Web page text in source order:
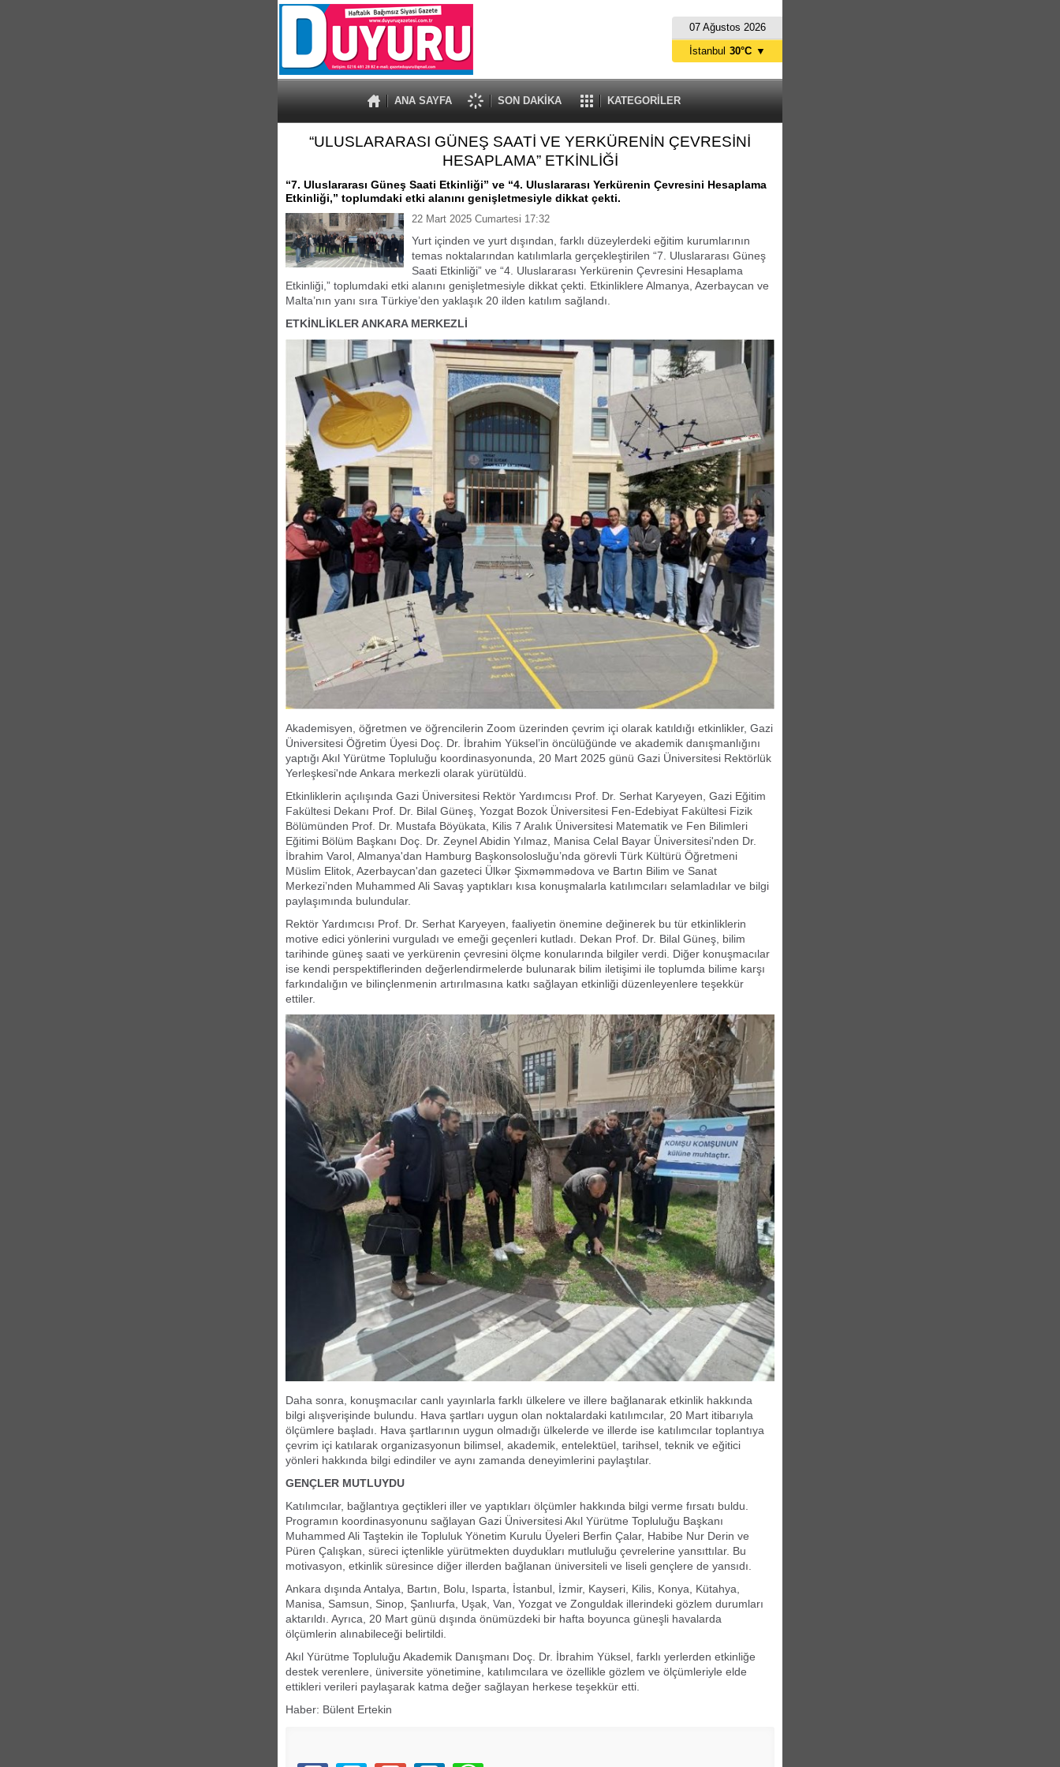
07 Ağustos 2026
ANA SAYFA SON DAKİKA KATEGORİLER
İstanbul 30°C ▼
“ULUSLARARASI GÜNEŞ SAATİ VE YERKÜRENİN ÇEVRESİNİ
HESAPLAMA” ETKİNLİĞİ
“7. Uluslararası Güneş Saati Etkinliği” ve “4. Uluslararası Yerkürenin Çevresini Hesaplama
Etkinliği,” toplumdaki etki alanını genişletmesiyle dikkat çekti.
22 Mart 2025 Cumartesi 17:32
Yurt içinden ve yurt dışından, farklı düzeylerdeki eğitim kurumlarının
temas noktalarından katılımlarla gerçekleştirilen “7. Uluslararası Güneş
Saati Etkinliği” ve “4. Uluslararası Yerkürenin Çevresini Hesaplama
Etkinliği,” toplumdaki etki alanını genişletmesiyle dikkat çekti. Etkinliklere Almanya, Azerbaycan ve
Malta’nın yanı sıra Türkiye’den yaklaşık 20 ilden katılım sağlandı.
ETKİNLİKLER ANKARA MERKEZLİ
Akademisyen, öğretmen ve öğrencilerin Zoom üzerinden çevrim içi olarak katıldığı etkinlikler, Gazi
Üniversitesi Öğretim Üyesi Doç. Dr. İbrahim Yüksel’in öncülüğünde ve akademik danışmanlığını
yaptığı Akıl Yürütme Topluluğu koordinasyonunda, 20 Mart 2025 günü Gazi Üniversitesi Rektörlük
Yerleşkesi'nde Ankara merkezli olarak yürütüldü.
Etkinliklerin açılışında Gazi Üniversitesi Rektör Yardımcısı Prof. Dr. Serhat Karyeyen, Gazi Eğitim
Fakültesi Dekanı Prof. Dr. Bilal Güneş, Yozgat Bozok Üniversitesi Fen-Edebiyat Fakültesi Fizik
Bölümünden Prof. Dr. Mustafa Böyükata, Kilis 7 Aralık Üniversitesi Matematik ve Fen Bilimleri
Eğitimi Bölüm Başkanı Doç. Dr. Zeynel Abidin Yılmaz, Manisa Celal Bayar Üniversitesi'nden Dr.
İbrahim Varol, Almanya'dan Hamburg Başkonsolosluğu’nda görevli Türk Kültürü Öğretmeni
Müslim Elitok, Azerbaycan'dan gazeteci Ülkər Şixməmmədova ve Bartın Bilim ve Sanat
Merkezi’nden Muhammed Ali Savaş yaptıkları kısa konuşmalarla katılımcıları selamladılar ve bilgi
paylaşımında bulundular.
Rektör Yardımcısı Prof. Dr. Serhat Karyeyen, faaliyetin önemine değinerek bu tür etkinliklerin
motive edici yönlerini vurguladı ve emeği geçenleri kutladı. Dekan Prof. Dr. Bilal Güneş, bilim
tarihinde güneş saati ve yerkürenin çevresini ölçme konularında bilgiler verdi. Diğer konuşmacılar
ise kendi perspektiflerinden değerlendirmelerde bulunarak bilim iletişimi ile toplumda bilime karşı
farkındalığın ve bilinçlenmenin artırılmasına katkı sağlayan etkinliği düzenleyenlere teşekkür
ettiler.
Daha sonra, konuşmacılar canlı yayınlarla farklı ülkelere ve illere bağlanarak etkinlik hakkında
bilgi alışverişinde bulundu. Hava şartları uygun olan noktalardaki katılımcılar, 20 Mart itibarıyla
ölçümlere başladı. Hava şartlarının uygun olmadığı ülkelerde ve illerde ise katılımcılar toplantıya
çevrim içi katılarak organizasyonun bilimsel, akademik, entelektüel, tarihsel, teknik ve eğitici
yönleri hakkında bilgi edindiler ve aynı zamanda deneyimlerini paylaştılar.
GENÇLER MUTLUYDU
Katılımcılar, bağlantıya geçtikleri iller ve yaptıkları ölçümler hakkında bilgi verme fırsatı buldu.
Programın koordinasyonunu sağlayan Gazi Üniversitesi Akıl Yürütme Topluluğu Başkanı
Muhammed Ali Taştekin ile Topluluk Yönetim Kurulu Üyeleri Berfin Çalar, Habibe Nur Derin ve
Püren Çalışkan, süreci içtenlikle yürütmekten duydukları mutluluğu çevrelerine yansıttılar. Bu
motivasyon, etkinlik süresince diğer illerden bağlanan üniversiteli ve liseli gençlere de yansıdı.
Ankara dışında Antalya, Bartın, Bolu, Isparta, İstanbul, İzmir, Kayseri, Kilis, Konya, Kütahya,
Manisa, Samsun, Sinop, Şanlıurfa, Uşak, Van, Yozgat ve Zonguldak illerindeki gözlem durumları
aktarıldı. Ayrıca, 20 Mart günü dışında önümüzdeki bir hafta boyunca güneşli havalarda
ölçümlerin alınabileceği belirtildi.
Akıl Yürütme Topluluğu Akademik Danışmanı Doç. Dr. İbrahim Yüksel, farklı yerlerden etkinliğe
destek verenlere, üniversite yönetimine, katılımcılara ve özellikle gözlem ve ölçümleriyle elde
ettikleri verileri paylaşarak katma değer sağlayan herkese teşekkür etti.
Haber: Bülent Ertekin